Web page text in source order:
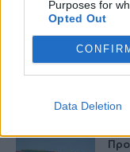
Purposes for
Opted Out
Data Deletion
από
24